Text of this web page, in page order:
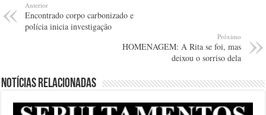
Anterior
Encontrado corpo carbonizado e
polícia inicia investigação
Próximo
HOMENAGEM: A Rita se foi, mas
deixou o sorriso dela
Notícias relacionadas